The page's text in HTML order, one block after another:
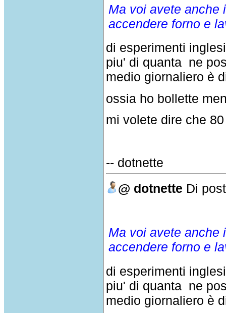
Ma voi avete anche
accendere forno e
di esperimenti
piu' di quanta ne
medio giornaliero è
ossia ho bollette
mi volete dire che
-- dotnette
@ dotnette Di
Ma voi avete anche
accendere forno e
di esperimenti
piu' di quanta ne
medio giornaliero è